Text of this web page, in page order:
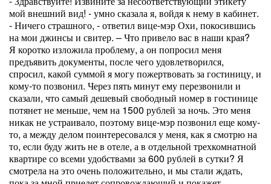
мой внешний вид! - умно сказала я, войдя к нему в кабинет.
- Ничего страшного, - ответил вице-мэр Охи, покосившись
на мои джинсы и свитер. – Что привело вас в наши края?
Я коротко изложила проблему, а он попросил меня
предъявить документы, после чего удовлетворился,
спросил, какой суммой я могу пожертвовать за гостиницу, и
кому-то позвонил. Через пять минут ему перезвонили и
сказали, что самый дешевый свободный номер в гостинице
потянет не меньше, чем на 1500 рублей за ночь. Это меня
никак не устраивало, поэтому вице-мэр позвонил еще кому-
то, а между делом поинтересовался у меня, как я смотрю на
то, если буду жить не в отеле, а в отдельной трехкомнатной
квартире со всеми удобствами за 600 рублей в сутки? Я
смотрела на это очень положительно, и мы стали ждать,